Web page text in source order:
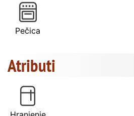
Pečica
Atributi